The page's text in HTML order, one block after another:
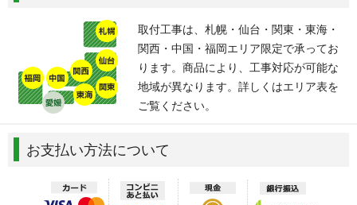
取付工事は、札幌・仙台・関東・東海・
関西・中国・福岡エリア限定で承ってお
ります。商品により、工事対応が可能な
地域が異なります。詳しくはエリア表を
ご覧ください。
お支払い方法について